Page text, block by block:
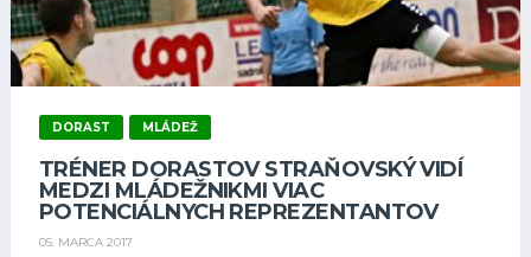
DORAST MLÁDEŽ
TRÉNER DORASTOV STRAŇOVSKÝ VIDÍ
MEDZI MLÁDEŽNIKMI VIAC
POTENCIÁLNYCH REPREZENTANTOV
05. MARCA 2017